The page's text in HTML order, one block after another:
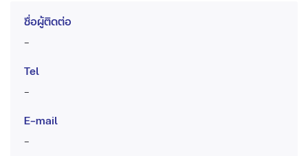
ชื่อผู้ติดต่อ
-
Tel
-
E-mail
-